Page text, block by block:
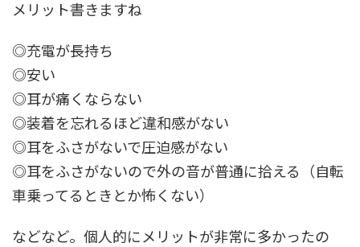
メリット書きますね
◎充電が長持ち
◎安い
◎耳が痛くならない
◎装着を忘れるほど違和感がない
◎耳をふさがないで圧迫感がない
◎耳をふさがないので外の音が普通に拾える（自転
車乗ってるときとか怖くない）
などなど。個人的にメリットが非常に多かったの